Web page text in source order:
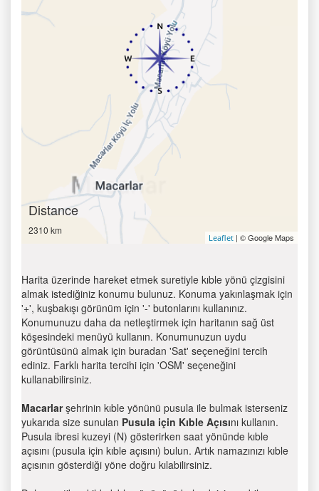
Distance
2310 km
Leaflet | © Google Maps
Harita üzerinde hareket etmek suretiyle kıble yönü çizgisini
almak istediğiniz konumu bulunuz. Konuma yakınlaşmak için
'+', kuşbakışı görünüm için '-' butonlarını kullanınız.
Konumunuzu daha da netleştirmek için haritanın sağ üst
köşesindeki menüyü kullanın. Konumunuzun uydu
görüntüsünü almak için buradan 'Sat' seçeneğini tercih
ediniz. Farklı harita tercihi için 'OSM' seçeneğini
kullanabilirsiniz.
Macarlarşehrinin kıble yönünü pusula ile bulmak isterseniz
yukarıda size sunulan Pusula için Kıble Açısını kullanın.
Pusula ibresi kuzeyi (N) gösterirken saat yönünde kıble
açısını (pusula için kıble açısını) bulun. Artık namazınızı kıble
açısının gösterdiği yöne doğru kılabilirsiniz.